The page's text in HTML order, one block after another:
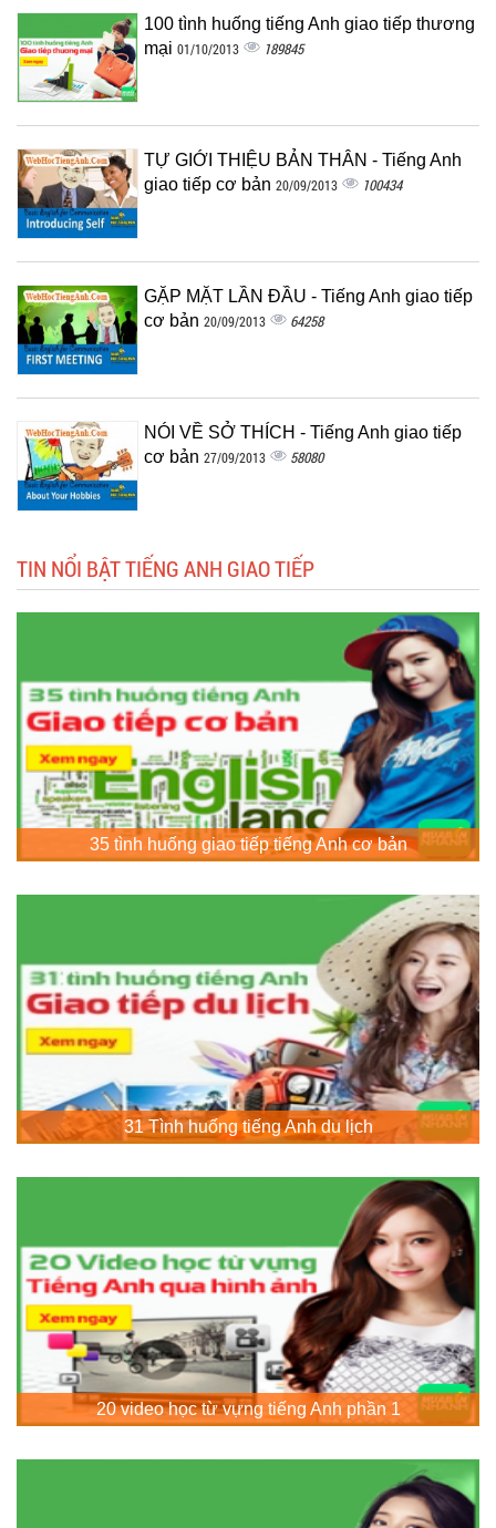
100 tình huống tiếng Anh giao tiếp thương
mại 01/10/2013 189845
TỰ GIỚI THIỆU BẢN THÂN - Tiếng Anh
giao tiếp cơ bản 20/09/2013 100434
GẶP MẶT LẦN ĐẦU - Tiếng Anh giao tiếp
cơ bản 20/09/2013 64258
NÓI VỀ SỞ THÍCH - Tiếng Anh giao tiếp
cơ bản 27/09/2013 58080
TIN NỔI BẬT TIẾNG ANH GIAO TIẾP
35 tình huống giao tiếp tiếng Anh cơ bản
31 Tình huống tiếng Anh du lịch
20 video học từ vựng tiếng Anh phần 1